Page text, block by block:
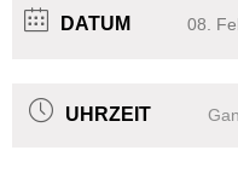
DATUM 08.
UHRZEIT